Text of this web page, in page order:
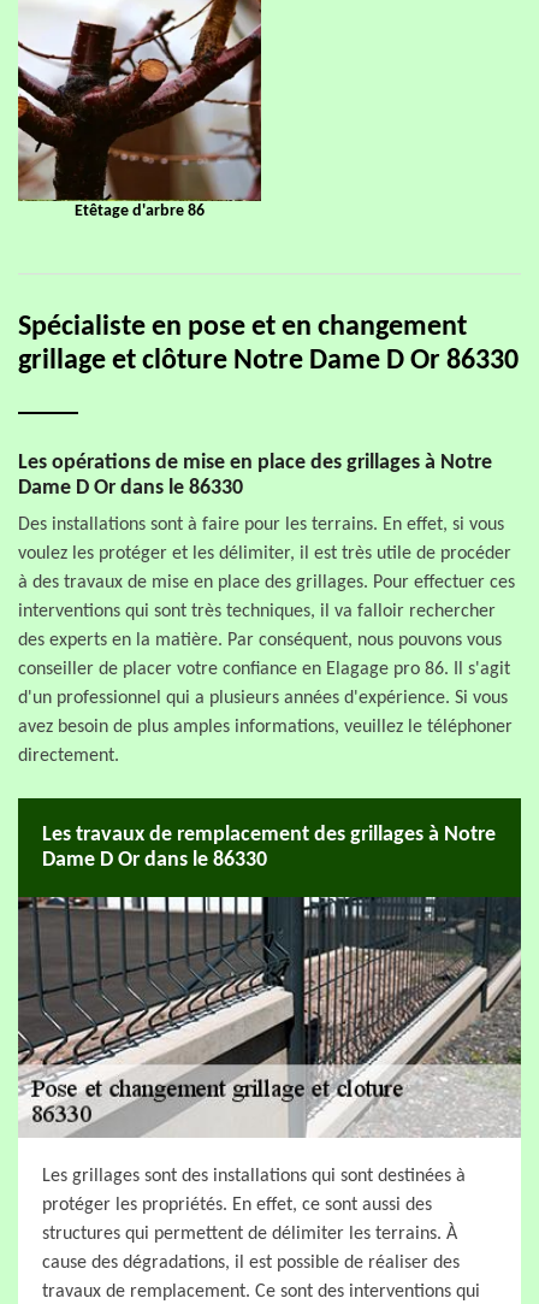
Etêtage d'arbre 86
Spécialiste en pose et en changement
grillage et clôture Notre Dame D Or 86330
Les opérations de mise en place des grillages à Notre
Dame D Or dans le 86330
Des installations sont à faire pour les terrains. En effet, si vous
voulez les protéger et les délimiter, il est très utile de procéder
à des travaux de mise en place des grillages. Pour effectuer ces
interventions qui sont très techniques, il va falloir rechercher
des experts en la matière. Par conséquent, nous pouvons vous
conseiller de placer votre confiance en Elagage pro 86. Il s'agit
d'un professionnel qui a plusieurs années d'expérience. Si vous
avez besoin de plus amples informations, veuillez le téléphoner
directement.
Les travaux de remplacement des grillages à Notre
Dame D Or dans le 86330
Les grillages sont des installations qui sont destinées à
protéger les propriétés. En effet, ce sont aussi des
structures qui permettent de délimiter les terrains. À
cause des dégradations, il est possible de réaliser des
travaux de remplacement. Ce sont des interventions qui